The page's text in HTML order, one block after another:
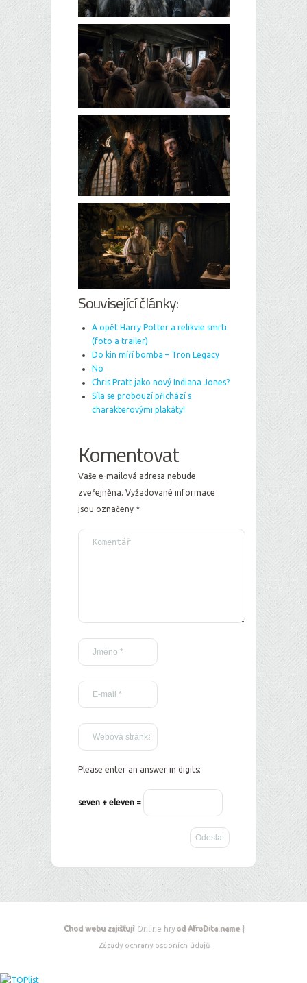
Související články:
A opět Harry Potter a relikvie smrti
(foto a trailer)
Do kin míří bomba – Tron Legacy
No
Chris Pratt jako nový Indiana Jones?
Síla se probouzí přichází s
charakterovými plakáty!
Komentovat
Vaše e-mailová adresa nebude
zveřejněna. Vyžadované informace
jsou označeny *
Please enter an answer in digits:
seven + eleven =
Chod webu zajišťují Online hryod AfroDita.name |
Zásady ochrany osobních údajů